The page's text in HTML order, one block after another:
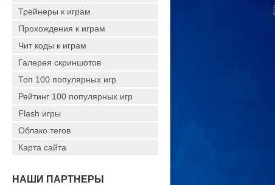
Трейнеры к играм
Прохождения к играм
Чит коды к играм
Галерея скриншотов
Топ 100 популярных игр
Рейтинг 100 популярных игр
Flash игры
Облако тегов
Карта сайта
НАШИ ПАРТНЕРЫ